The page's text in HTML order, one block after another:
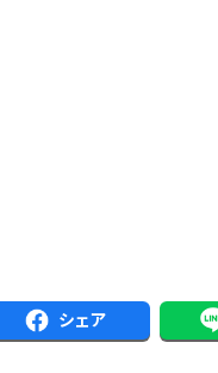
シェア